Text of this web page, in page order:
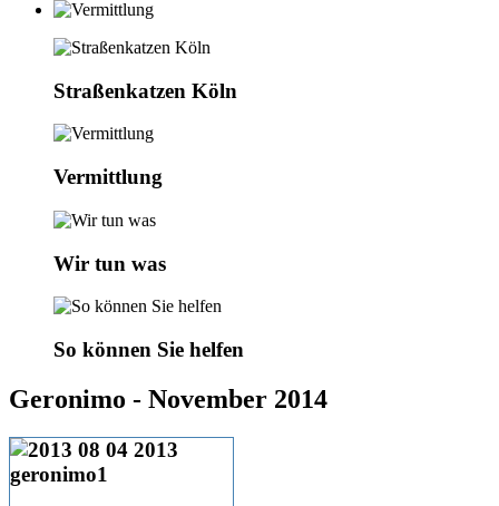
Straßenkatzen Köln
Vermittlung
Wir tun was
So können Sie helfen
Geronimo - November 2014